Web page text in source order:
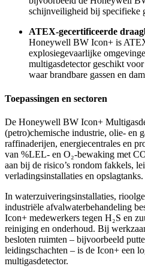
schijnveiligheid bij specifieke
ATEX-gecertificeerde
Honeywell BW Icon+ is
explosiegevaarlijke
multigasdetector geschikt
waar brandbare gassen en
Toepassingen en sectoren
De Honeywell BW Icon+
(petro)chemische industrie, olie- en
raffinaderijen, energiecentrales en
van %LEL- en O₂-bewaking met
aan bij de risico’s rondom fakkels,
verladingsinstallaties en opslagtanks.
In waterzuiveringsinstallaties,
industriële afvalwaterbehandeling
Icon+ medewerkers tegen H₂S en
reiniging en onderhoud. Bij
besloten ruimten – bijvoorbeeld
leidingschachten – is de Icon+ een
multigasdetector.